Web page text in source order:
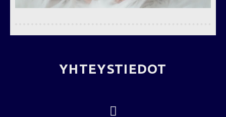
YHTEYSTIEDOT